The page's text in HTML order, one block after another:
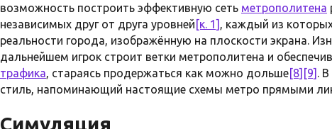
возможность построить эффективную сеть метрополитена
независимых друг от друга уровней [к. 1] , каждый из
реальности города, изображённую на плоскости экрана.
дальнейшем игрок строит ветки метрополитена и
трафика, стараясь продержаться как можно дольше[8] [9] . В
стиль, напоминающий настоящие схемы метро прямыми
Симуляция